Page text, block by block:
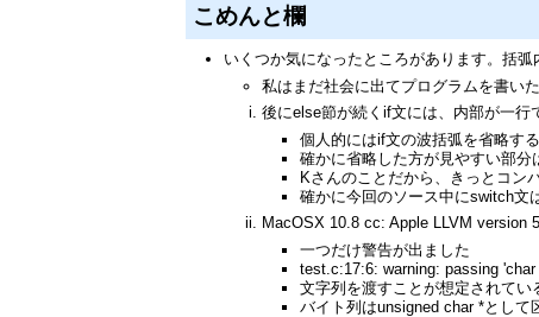
こめんと欄
いくつか気になったところがあります。括弧
私はまだ社会に出てプログラムを書い
後にelse節が続くif文には、内部が一
個人的にはif文の波括弧を省略す
確かに省略した方が見やすい部
Kさんのことだから、きっとコン
確かに今回のソース中にswitch文
MacOSX 10.8 cc: Apple LLVM version
一つだけ警告が出ました
test.c:17:6: warning: passing
文字列を渡すことが想定されて
バイト列はunsigned char *として